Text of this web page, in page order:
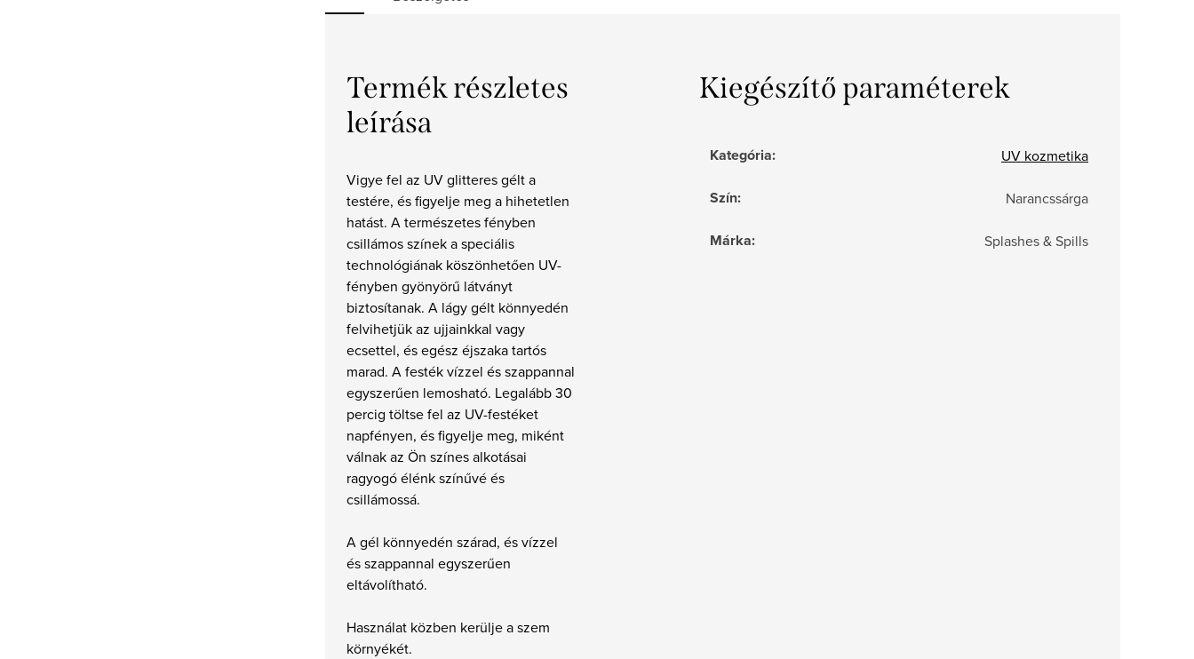
Termék részletes
leírása
Vigye fel az UV glitteres gélt a
testére, és figyelje meg a hihetetlen
hatást. A természetes fényben
csillámos színek a speciális
technológiának köszönhetően UV-
fényben gyönyörű látványt
biztosítanak. A lágy gélt könnyedén
felvihetjük az ujjainkkal vagy
ecsettel, és egész éjszaka tartós
marad. A festék vízzel és szappannal
egyszerűen lemosható. Legalább 30
percig töltse fel az UV-festéket
napfényen, és figyelje meg, miként
válnak az Ön színes alkotásai
ragyogó élénk színűvé és
csillámossá.
A gél könnyedén szárad, és vízzel
és szappannal egyszerűen
eltávolítható.
Használat közben kerülje a szem
környékét.
Kiegészítő paraméterek
Kategória: UV kozmetika
Szín: Narancssárga
Márka: Splashes & Spills